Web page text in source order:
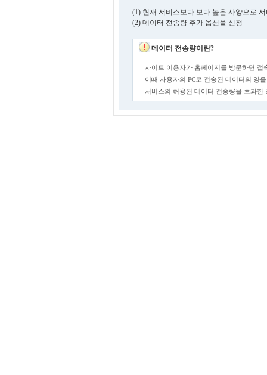
(1) 현재 서비스보다 보다 높은 사양으로
(2) 데이터 전송량 추가 옵션을 신청
데이터 전송량이란?
사이트 이용자가 홈페이지를 방문하면 접
이때 사용자의 PC로 전송된 데이터의 양
서비스의 허용된 데이터 전송량을 초과